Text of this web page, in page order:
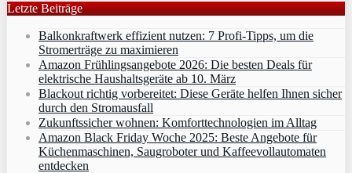
Letzte Beiträge
Balkonkraftwerk effizient nutzen: 7 Profi-Tipps, um die
Stromerträge zu maximieren
Amazon Frühlingsangebote 2026: Die besten Deals für
elektrische Haushaltsgeräte ab 10. März
Blackout richtig vorbereitet: Diese Geräte helfen Ihnen sicher
durch den Stromausfall
Zukunftssicher wohnen: Komforttechnologien im Alltag
Amazon Black Friday Woche 2025: Beste Angebote für
Küchenmaschinen, Saugroboter und Kaffeevollautomaten
entdecken